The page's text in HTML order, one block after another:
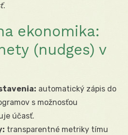
.
ekonomika:
(nudges) v
automatický zápis do
s možnosťou
účasť.
transparentné metriky tímu